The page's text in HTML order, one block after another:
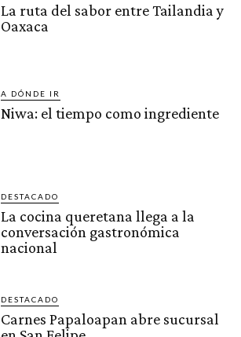
La ruta del sabor entre Tailandia y
Oaxaca
A DÓNDE IR
Niwa: el tiempo como ingrediente
DESTACADO
La cocina queretana llega a la
conversación gastronómica
nacional
DESTACADO
Carnes Papaloapan abre sucursal